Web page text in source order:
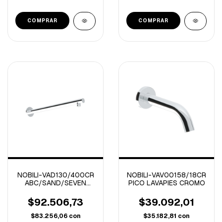
NOBILI-VAD130/400CR
ABC/SAND/SEVEN
CROMO 40 CM
$92.506,73
$83.256,06 con
NOBILI-VAV00158/18CR
PICO LAVAPIES CROMO
$39.092,01
$35.182,81 con